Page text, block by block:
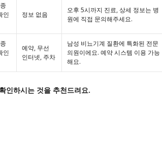
인
정보 없음
오후 5시까지 진료, 상세 정보는 병
원에 직접 문의해주세요.
인
예약, 무선
인터넷, 주차
남성 비뇨기계 질환에 특화된 전문
의원이에요. 예약 시스템 이용 가능
해요.
인하시는 것을 추천드려요.